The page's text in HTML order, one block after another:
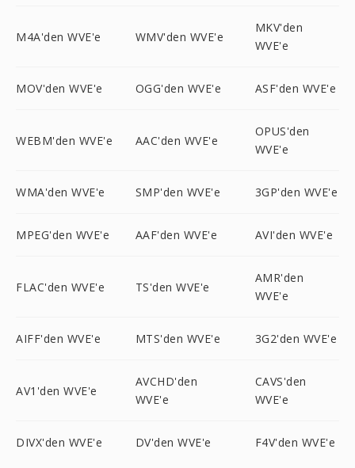
M4A'den WVE'e WMV'den WVE'e
MKV'den
WVE'e
MOV'den WVE'e OGG'den WVE'e ASF'den WVE'e
WEBM'den WVE'e AAC'den WVE'e
OPUS'den
WVE'e
WMA'den WVE'e SMP'den WVE'e 3GP'den WVE'e
MPEG'den WVE'e AAF'den WVE'e AVI'den WVE'e
FLAC'den WVE'e TS'den WVE'e
AMR'den
WVE'e
AIFF'den WVE'e MTS'den WVE'e 3G2'den WVE'e
AV1'den WVE'e
AVCHD'den
WVE'e
CAVS'den
WVE'e
DIVX'den WVE'e DV'den WVE'e F4V'den WVE'e